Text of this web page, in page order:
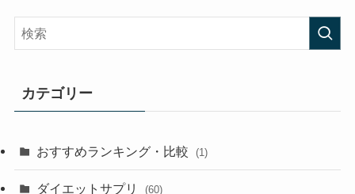
カテゴリー
おすすめランキング・比較 (1)
ダイエットサプリ (60)